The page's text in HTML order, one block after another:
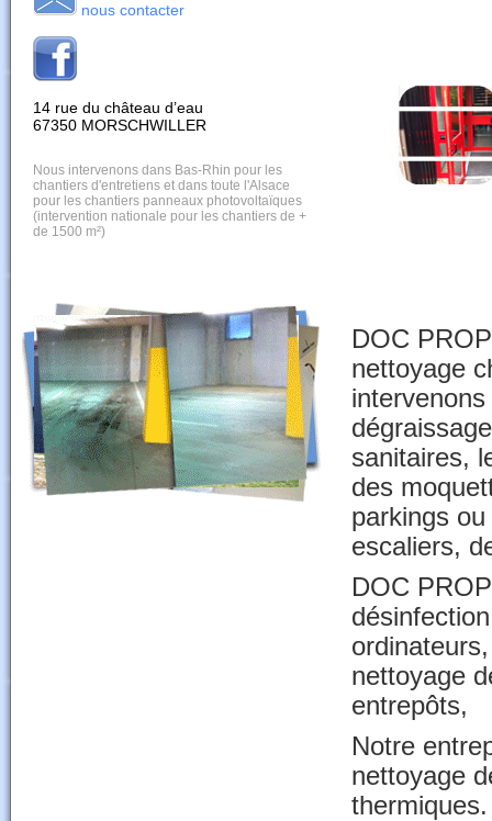
nous contacter
14 rue du château d’eau
67350 MORSCHWILLER
Nous intervenons dans Bas-Rhin pour les
chantiers d'entretiens et dans toute l'Alsace
pour les chantiers panneaux photovoltaïques
(intervention nationale pour les chantiers de +
de 1500 m²)
DOC
nettoyage
sanitaires,
des
parkings
escaliers,
DOC
nettoyage
entrepôts,
Notre
nettoyage
thermiques.